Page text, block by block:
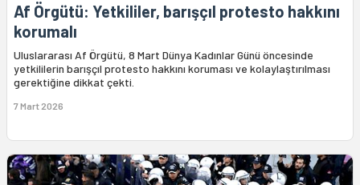
Af Örgütü: Yetkililer, barışçıl protesto hakkını
korumalı
Uluslararası Af Örgütü, 8 Mart Dünya Kadınlar Günü öncesinde
yetkililerin barışçıl protesto hakkını koruması ve kolaylaştırılması
gerektiğine dikkat çekti.
7 Mart 2026